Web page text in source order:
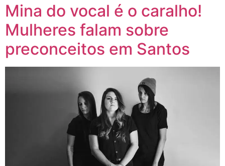
Mina do vocal é o caralho!
Mulheres falam sobre
preconceitos em Santos